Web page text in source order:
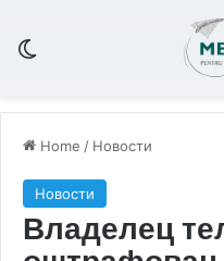
Home / Новости
Новости
Владелец